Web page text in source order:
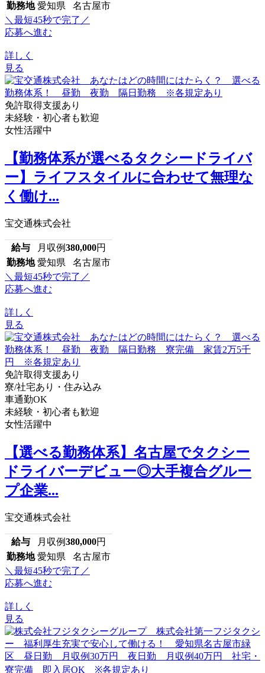
勤務地 愛知県 名古屋市
＼最短45秒で完了／
応募へ進む
詳しく
見る
免許取得支援あり
未経験・初心者も歓迎
女性活躍中
【勤務体系が選べるタクシードライバ
ー】ライフスタイルに合わせて無理な
く働け...
宝交通株式会社
給与 月収例380,000円
勤務地 愛知県 名古屋市
＼最短45秒で完了／
応募へ進む
詳しく
見る
免許取得支援あり
寮/社宅あり・住み込み
車通勤OK
未経験・初心者も歓迎
女性活躍中
【選べる勤務体系】名古屋でタクシー
ドライバーデビュー◎大手複合グルー
プ企業...
宝交通株式会社
給与 月収例380,000円
勤務地 愛知県 名古屋市
＼最短45秒で完了／
応募へ進む
詳しく
見る